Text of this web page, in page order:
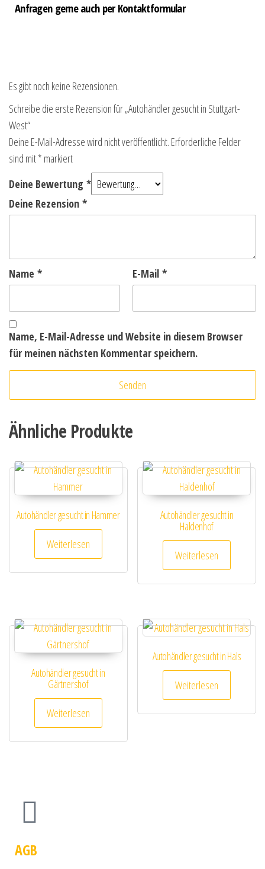
Anfragen gerne auch per Kontaktformular
Es gibt noch keine Rezensionen.
Schreibe die erste Rezension für „Autohändler gesucht in Stuttgart-
West“
Deine E-Mail-Adresse wird nicht veröffentlicht. Erforderliche Felder
sind mit* markiert
Deine Bewertung *
Deine Rezension *
Name * E-Mail *
Name, E-Mail-Adresse und Website in diesem Browser
für meinen nächsten Kommentar speichern.
Ähnliche Produkte
Autohändler gesucht in Hammer
Weiterlesen
Autohändler gesucht in
Haldenhof
Weiterlesen
Autohändler gesucht in
Gärtnershof
Weiterlesen
Autohändler gesucht in Hals
Weiterlesen
AGB